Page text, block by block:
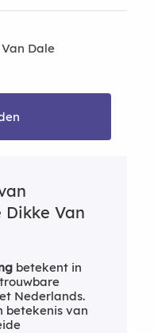
Dale
Van
betekent in
Nederlands.
betekenis van